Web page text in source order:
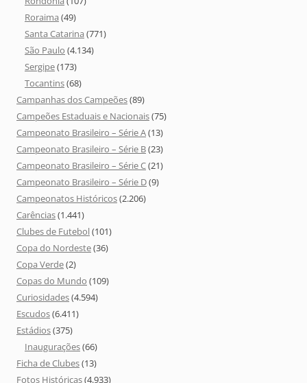
Roraima (49)
Santa Catarina (771)
São Paulo (4.134)
Sergipe(173)
Tocantins(68)
Campanhas dos Campeões(89)
Campeões Estaduais e Nacionais(75)
Campeonato Brasileiro – Série A(13)
Campeonato Brasileiro – Série B(23)
Campeonato Brasileiro – Série C(21)
Campeonato Brasileiro – Série D(9)
Campeonatos Históricos(2.206)
Carências(1.441)
Clubes de Futebol(101)
Copa do Nordeste(36)
Copa Verde(2)
Copas do Mundo (109)
Curiosidades(4.594)
Escudos(6.411)
Estádios(375)
Inaugurações(66)
Ficha de Clubes(13)
Fotos Históricas(4.933)